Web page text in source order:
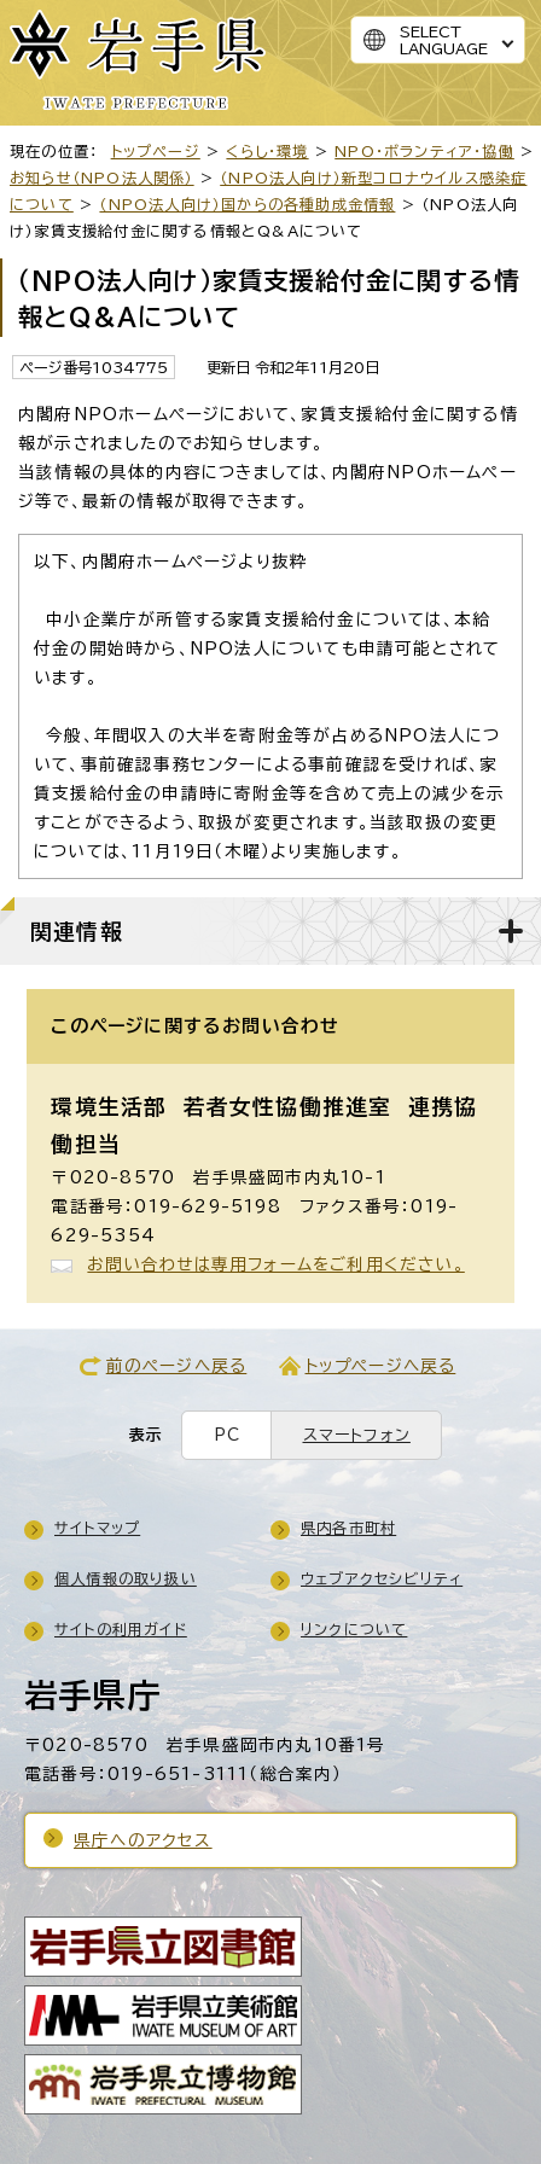
SELECT
LANGUAGE
現在の位置： トップページ > くらし・環境 >NPO・ボランティア・協働
>
お知らせ（NPO法人関係）
>
（NPO法人向け）新型コロナウイルス感染症
について
> （NPO法人向け）国からの各種助成金情報
> （NPO法人向
け）家賃支援給付金に関する情報とQ&Aについて
（NPO法人向け）家賃支援給付金に関する情
報とQ&Aについて
ページ番号1034775 更新日 令和2年11月20日
内閣府NPOホームページにおいて、家賃支援給付金に関する情
報が示されましたのでお知らせします。
当該情報の具体的内容につきましては、内閣府NPOホームペー
ジ等で、最新の情報が取得できます。
以下、内閣府ホームページより抜粋
中小企業庁が所管する家賃支援給付金については、本給
付金の開始時から、NPO法人についても申請可能とされて
います。
今般、年間収入の大半を寄附金等が占めるNPO法人につ
いて、事前確認事務センターによる事前確認を受ければ、家
賃支援給付金の申請時に寄附金等を含めて売上の減少を示
すことができるよう、取扱が変更されます。当該取扱の変更
については、11月19日（木曜）より実施します。
関連情報
このページに関する お問い合わせ
環境生活部 若者女性協働推進室
連携協
働担当
〒020-8570 岩手県盛岡市内丸10-1
電話番号：019-629-5198 ファクス番号：019-
629-5354
お問い合わせは専用フォームをご利用ください。
前のページへ戻る トップページへ戻る
表示 PC スマートフォン
岩手県庁
〒020-8570 岩手県盛岡市内丸10番1号
電話番号：019-651-3111（総合案内）
県庁へのアクセス
サイトマップ 県内各市町村
個人情報の取り扱い ウェブアクセシビリティ
サイトの利用ガイド リンクについて